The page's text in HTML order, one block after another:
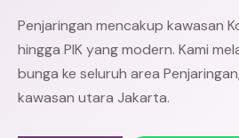
Penjaringan mencakup kawasan
hingga PIK yang modern. Kami
bunga ke seluruh area
kawasan utara Jakarta.